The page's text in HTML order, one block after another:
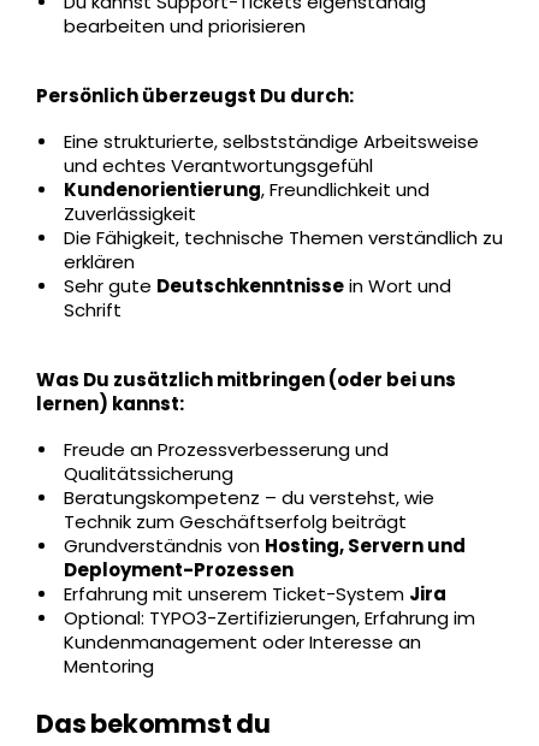
bearbeiten und priorisieren
Persönlich überzeugst Du durch:
Eine strukturierte, selbstständige Arbeitsweise
und echtes Verantwortungsgefühl
Kundenorientierung, Freundlichkeit und
Zuverlässigkeit
Die Fähigkeit, technische Themen verständlich zu
erklären
Sehr gute Deutschkenntnissein Wort und
Schrift
Was Du zusätzlich mitbringen (oder bei uns
lernen) kannst:
Freude an Prozessverbesserung und
Qualitätssicherung
Beratungskompetenz – du verstehst, wie
Technik zum Geschäftserfolg beiträgt
Grundverständnis von Hosting, Servern und
Deployment-Prozessen
Erfahrung mit unserem Ticket-System Jira
Optional: TYPO3-Zertifizierungen, Erfahrung im
Kundenmanagement oder Interesse an
Mentoring
Das bekommst du